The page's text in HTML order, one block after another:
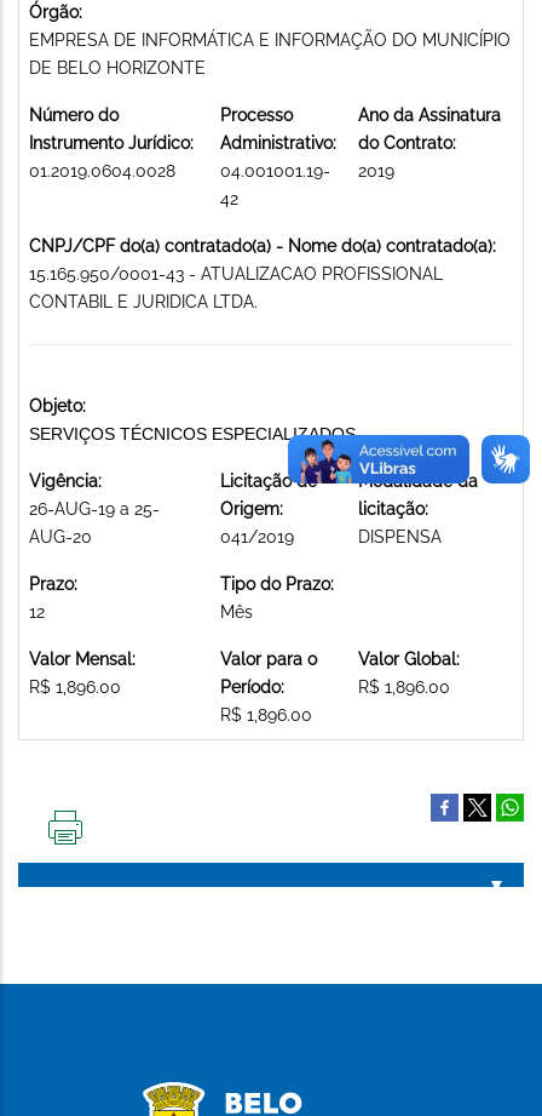
Órgão:
EMPRESA DE INFORMÁTICA E INFORMAÇÃO DO MUNICÍPIO
DE BELO HORIZONTE
Número do
Instrumento Jurídico:
01.2019.0604.0028
Processo
Administrativo:
04.001001.19-
42
Ano da Assinatura
do Contrato:
2019
CNPJ/CPF do(a) contratado(a) - Nome do(a) contratado(a):
15.165.950/0001-43 - ATUALIZACAO PROFISSIONAL
CONTABIL E JURIDICA LTDA.
Objeto:
SERVIÇOS TÉCNICOS ESPECIALIZADOS
Vigência:
26-AUG-19 a 25-
AUG-20
Licitação de
Origem:
041/2019
Modalidade da
licitação:
DISPENSA
Prazo:
12
Tipo do Prazo:
Mês
Valor Mensal:
R$ 1,896.00
Valor para o
Período:
R$ 1,896.00
Valor Global:
R$ 1,896.00
PÁGINA